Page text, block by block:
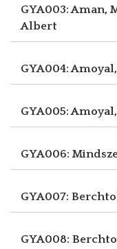
GYA003: Aman,
Albert
GYA004:
GYA005:
GYA006:
GYA007:
GYA008: